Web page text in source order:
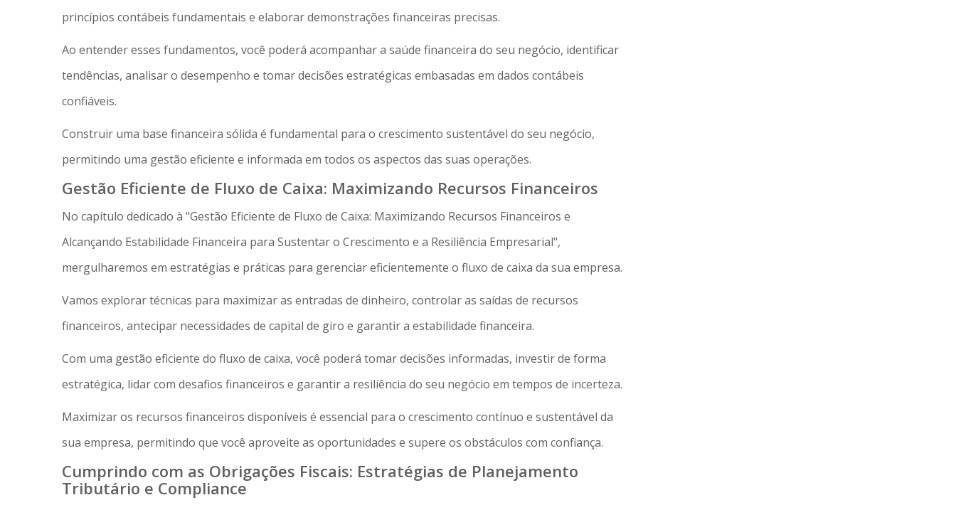
princípios contábeis fundamentais e elaborar demonstrações financeiras precisas.
Ao entender esses fundamentos, você poderá acompanhar a saúde financeira do seu negócio, identificar
tendências, analisar o desempenho e tomar decisões estratégicas embasadas em dados contábeis
confiáveis.
Construir uma base financeira sólida é fundamental para o crescimento sustentável do seu negócio,
permitindo uma gestão eficiente e informada em todos os aspectos das suas operações.
Gestão Eficiente de Fluxo de Caixa: Maximizando Recursos Financeiros
No capítulo dedicado à "Gestão Eficiente de Fluxo de Caixa: Maximizando Recursos Financeiros e
Alcançando Estabilidade Financeira para Sustentar o Crescimento e a Resiliência Empresarial",
mergulharemos em estratégias e práticas para gerenciar eficientemente o fluxo de caixa da sua empresa.
Vamos explorar técnicas para maximizar as entradas de dinheiro, controlar as saídas de recursos
financeiros, antecipar necessidades de capital de giro e garantir a estabilidade financeira.
Com uma gestão eficiente do fluxo de caixa, você poderá tomar decisões informadas, investir de forma
estratégica, lidar com desafios financeiros e garantir a resiliência do seu negócio em tempos de incerteza.
Maximizar os recursos financeiros disponíveis é essencial para o crescimento contínuo e sustentável da
sua empresa, permitindo que você aproveite as oportunidades e supere os obstáculos com confiança.
Cumprindo com as Obrigações Fiscais: Estratégias de Planejamento
Tributário e Compliance